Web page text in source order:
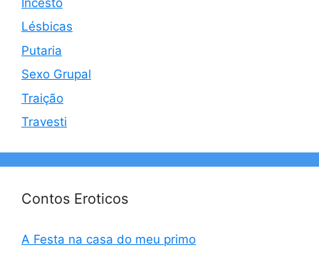
Lésbicas
Putaria
Sexo Grupal
Traição
Travesti
Contos Eroticos
A Festa na casa do meu primo